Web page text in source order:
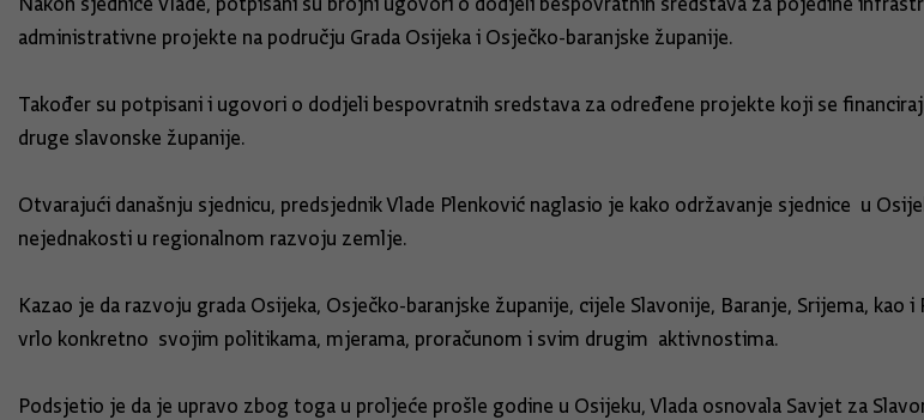
administrativne projekte na području Grada Osijeka i Osječko-baranjske županije.
Također su potpisani i ugovori o dodjeli bespovratnih sredstava za određene projekte koji se
druge slavonske županije.
Otvarajući današnju sjednicu, predsjednik Vlade Plenković naglasio je kako održavanje sjednice u
nejednakosti u regionalnom razvoju zemlje.
Kazao je da razvoju grada Osijeka, Osječko-baranjske županije, cijele Slavonije, Baranje, Srijema,
vrlo konkretno svojim politikama, mjerama, proračunom i svim drugim aktivnostima.
Podsjetio je da je upravo zbog toga u proljeće prošle godine u Osijeku, Vlada osnovala Savjet za